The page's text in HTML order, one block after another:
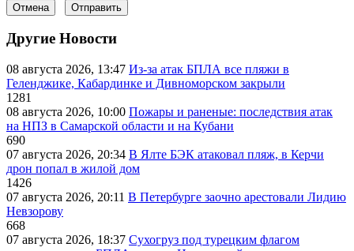
Отмена Отправить
Другие Новости
08 августа 2026, 13:47 Из-за атак БПЛА все пляжи в
Геленджике, Кабардинке и Дивноморском закрыли
1281
08 августа 2026, 10:00 Пожары и раненые: последствия атак
на НПЗ в Самарской области и на Кубани
690
07 августа 2026, 20:34 В Ялте БЭК атаковал пляж, в Керчи
дрон попал в жилой дом
1426
07 августа 2026, 20:11 В Петербурге заочно арестовали Лидию
Невзорову
668
07 августа 2026, 18:37 Сухогруз под турецким флагом